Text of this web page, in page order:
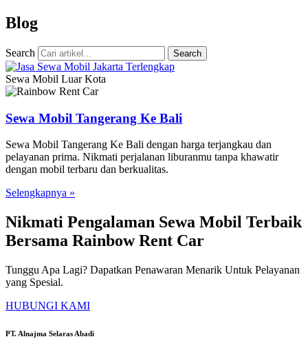
Blog
Search Search
Sewa Mobil Luar Kota
Sewa Mobil Tangerang Ke Bali
Sewa Mobil Tangerang Ke Bali dengan harga terjangkau dan
pelayanan prima. Nikmati perjalanan liburanmu tanpa khawatir
dengan mobil terbaru dan berkualitas.
Selengkapnya »
Nikmati Pengalaman Sewa Mobil Terbaik
Bersama Rainbow Rent Car
Tunggu Apa Lagi? Dapatkan Penawaran Menarik Untuk Pelayanan
yang Spesial.
HUBUNGI KAMI
PT. Alnajma Selaras Abadi